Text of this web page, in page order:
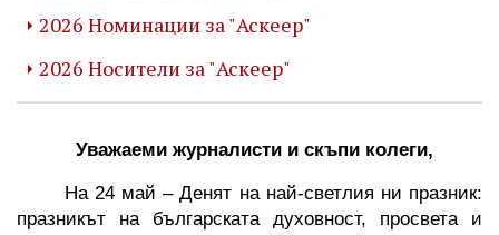
2026 Номинации за "Аскеер"
2026 Носители за "Аскеер"
Уважаеми журналисти и скъпи колеги,
На 24 май – Денят на най-светлия ни празник:
празникът на българската духовност, просвета и